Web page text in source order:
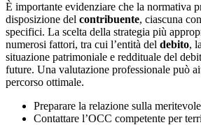
È importante evidenziare che la normativa
disposizione del contribuente, ciascuna
specifici. La scelta della strategia più
numerosi fattori, tra cui l’entità del debito,
situazione patrimoniale e reddituale del
future. Una valutazione professionale può
percorso ottimale.
Preparare la relazione sulla
Contattare l’OCC competente per